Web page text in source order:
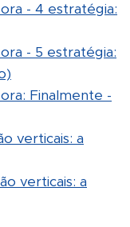
- 4 estratégia:
- 5 estratégia:
Finalmente -
verticais: a
verticais: a